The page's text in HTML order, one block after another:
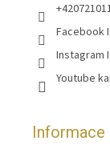
Facebook
Instagram
Youtube
Informace